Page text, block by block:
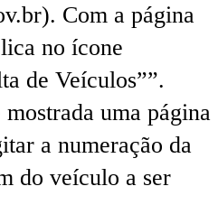
Com a página
no ícone
de Veículos””.
uma página
a numeração da
do veículo a ser